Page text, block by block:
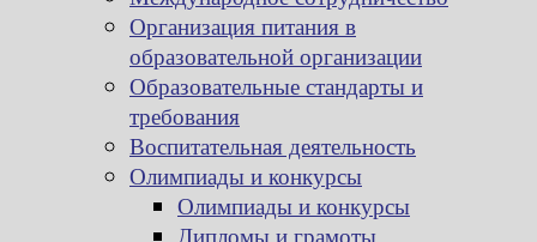
Организация питания в
образовательной организации
Образовательные стандарты и
требования
Воспитательная деятельность
Олимпиады и конкурсы
Олимпиады и конкурсы
Дипломы и грамоты